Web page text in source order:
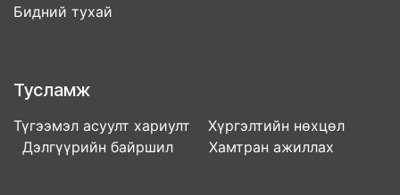
Бидний тухай
Тусламж
Түгээмэл асуулт хариулт Хүргэлтийн нөхцөл
Дэлгүүрийн байршил Хамтран ажиллах